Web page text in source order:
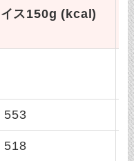
ス150g (kcal)
–
553
518